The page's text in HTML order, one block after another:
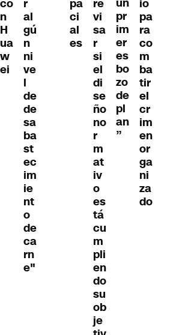
co
n
H
ua
w
ei
r
al
gú
n
ni
ve
l
de
de
sa
ba
st
ec
im
ie
nt
o
de
ca
rn
e"
pa
ci
al
es
re
vi
sa
r
si
el
di
se
ño
no
r
m
at
iv
o
es
tá
cu
m
pli
en
do
su
ob
je
pr
im
er
es
bo
zo
de
pl
an
”
io
pa
ra
co
m
ba
tir
el
cr
im
en
or
ga
ni
za
do